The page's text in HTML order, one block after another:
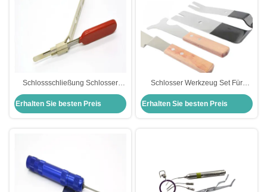
Schlossschließung Schlosser
Autotools Set Spezialwerkzeug
Neue Rega Schlossschließung
Für Buick Schlösser
Erhalten Sie besten Preis
Schlosser Werkzeug Set Für
Schlosser Praxis andere
Handwerkzeug Tür Schlitz Schnell
öffnen 4 Stück Set Of Insert Tool
Erhalten Sie besten Preis